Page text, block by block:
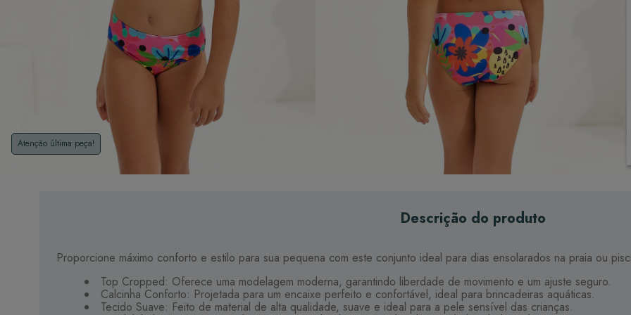
Atenção última peça!
Descrição do produto
Proporcione máximo conforto e estilo para sua pequena com este conjunto ideal para dias ensolarados na praia ou
Top Cropped: Oferece uma modelagem moderna, garantindo liberdade de movimento e um ajuste seguro.
Calcinha Conforto: Projetada para um encaixe perfeito e confortável, ideal para brincadeiras aquáticas.
Tecido Suave: Feito de material de alta qualidade, suave e ideal para a pele sensível das crianças.